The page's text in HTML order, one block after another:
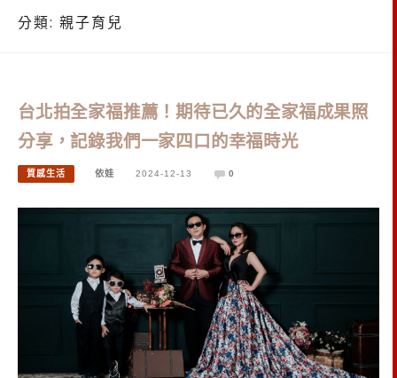
分類: 親子育兒
台北拍全家福推薦！期待已久的全家福成果照
分享，記錄我們一家四口的幸福時光
質感生活 依娃 2024-12-13 0